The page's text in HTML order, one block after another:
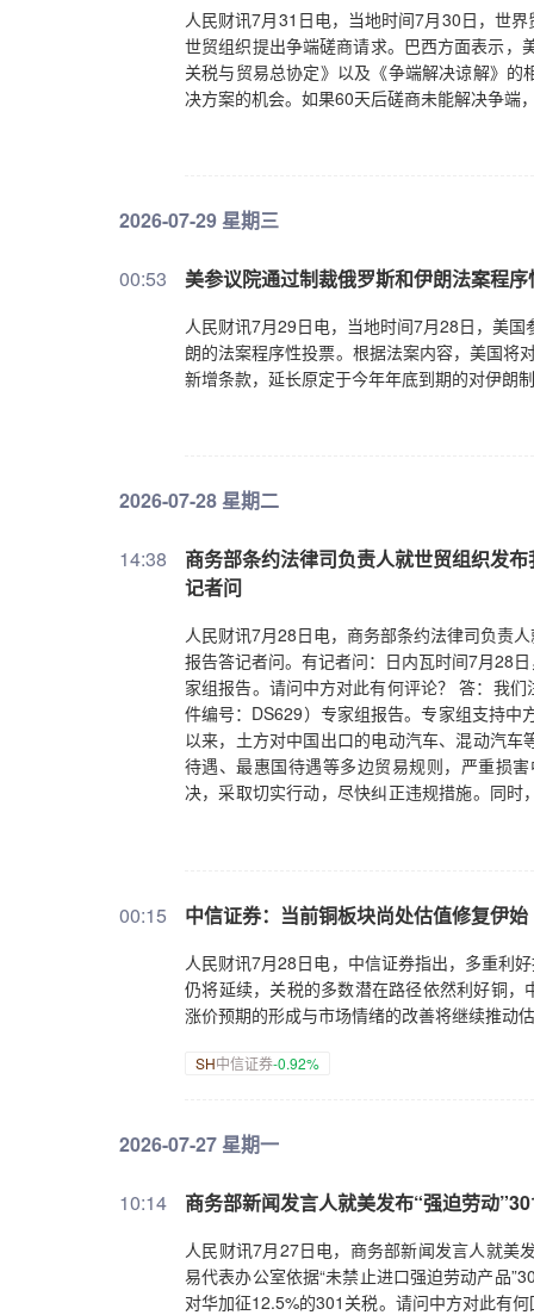
人民财讯7月31日电，当地时间7月30日，世
世贸组织提出争端磋商请求。巴西方面表示
关税与贸易总协定》以及《争端解决谅解》
决方案的机会。如果60天后磋商未能解决争端
2026-07-29 星期三
00:53 美参议院通过制裁俄罗斯和伊朗法案程序
人民财讯7月29日电，当地时间7月28日，美
朗的法案程序性投票。根据法案内容，美国将
新增条款，延长原定于今年年底到期的对伊朗
2026-07-28 星期二
14:38
商务部条约法律司负责人就世贸组织发
记者问
人民财讯7月28日电，商务部条约法律司负责
报告答记者问。有记者问：日内瓦时间7月28
家组报告。请问中方对此有何评论？ 答：我
件编号：DS629）专家组报告。专家组支持
以来，土方对中国出口的电动汽车、混动汽
待遇、最惠国待遇等多边贸易规则，严重损
决，采取切实行动，尽快纠正违规措施。同
00:15 中信证券：当前铜板块尚处估值修复伊始
人民财讯7月28日电，中信证券指出，多重利
仍将延续，关税的多数潜在路径依然利好铜
涨价预期的形成与市场情绪的改善将继续推动
SH中信证券-0.92%
2026-07-27 星期一
10:14 商务部新闻发言人就美发布“强迫劳动
人民财讯7月27日电，商务部新闻发言人就美
易代表办公室依据“未禁止进口强迫劳动产品
对华加征12.5%的301关税。请问中方对此有